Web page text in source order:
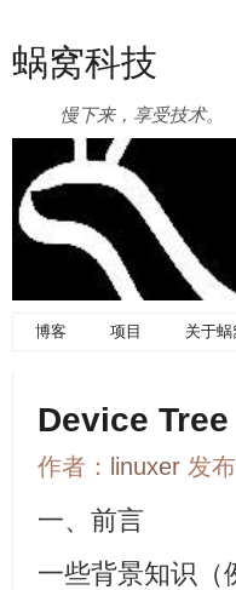
蜗窝科技
慢下来，享受技术。
博客 项目 关于蜗
Device Tree
作者： linuxer 发
一、前言
一些背景知识（